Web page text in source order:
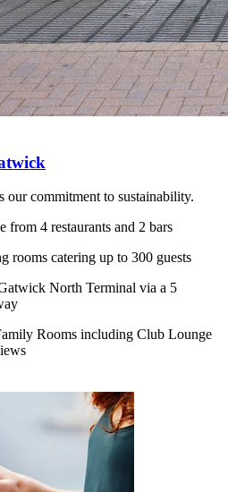
our commitment to sustainability.
4 restaurants and 2 bars
rooms catering up to 300 guests
North Terminal via a 5
Rooms including Club Lounge